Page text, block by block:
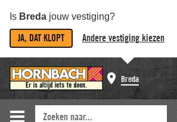
Is Breda jouw vestiging?
JA, DAT KLOPT Andere vestiging kiezen
Breda